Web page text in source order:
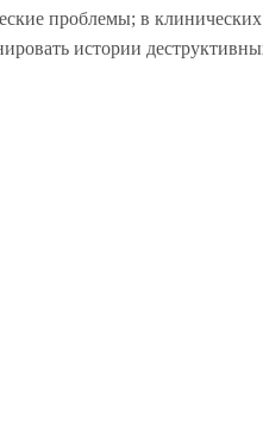
проблемы; в
истории